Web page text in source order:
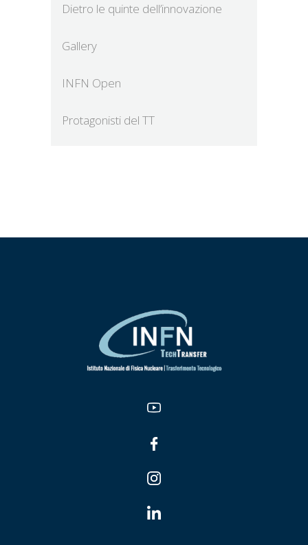
Dietro le quinte dell’innovazione
Gallery
INFN Open
Protagonisti del TT